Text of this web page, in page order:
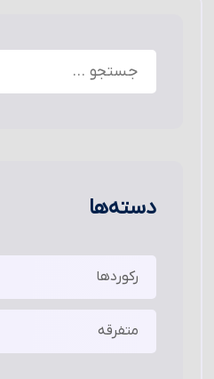
دسته‌ها
رکوردها
متفرقه